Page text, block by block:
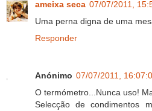
ameixa seca 07/07/2011,
Uma perna digna de uma
Responder
Anónimo 07/07/2011,
O termómetro...Nunca uso!
Selecção de condimentos